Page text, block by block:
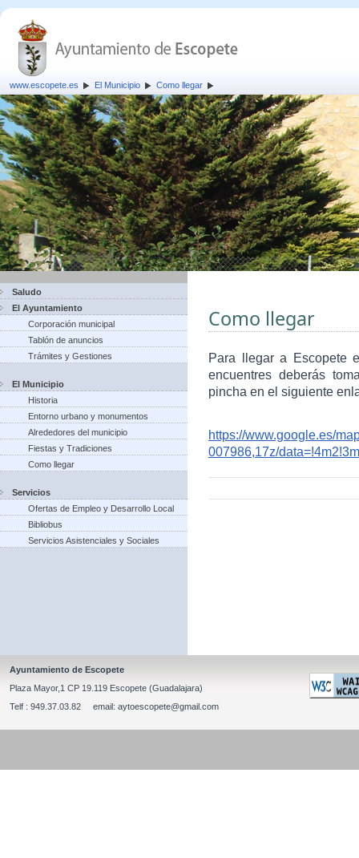
www.escopete.es El Municipio Como llegar
Saludo
El Ayuntamiento
Corporación municipal
Tablón de anuncios
Trámites y Gestiones
El Municipio
Historia
Entorno urbano y monumentos
Alrededores del municipio
Fiestas y Tradiciones
Como llegar
Servicios
Ofertas de Empleo y Desarrollo Local
Bibliobus
Servicios Asistenciales y Sociales
Como llegar
Para llegar a Escopete
encuentres deberás
pincha en el siguiente
https://www.google.es/
007986,17z/
Ayuntamiento de Escopete
Plaza Mayor,1 CP 19.119 Escopete (Guadalajara)
Telf : 949.37.03.82 email: aytoescopete@gmail.com